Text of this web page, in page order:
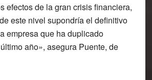
efectos de la gran crisis financiera,
este nivel supondría el definitivo
empresa que ha duplicado
año», asegura Puente, de